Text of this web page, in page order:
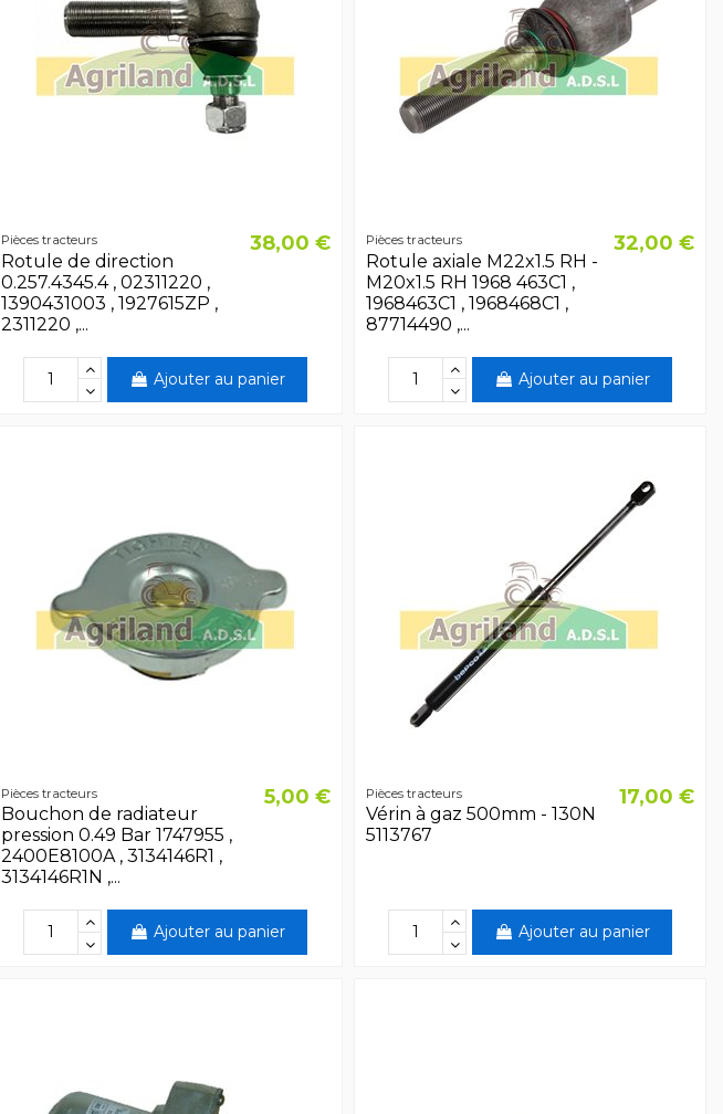
Pièces tracteurs
Rotule de direction
0.257.4345.4 , 02311220 ,
1390431003 , 1927615ZP ,
2311220 ,...
38,00 €
Ajouter au panier
Pièces tracteurs
Rotule axiale M22x1.5 RH -
M20x1.5 RH 1968 463C1 ,
1968463C1 , 1968468C1 ,
87714490 ,...
32,00 €
Ajouter au panier
Pièces tracteurs
Bouchon de radiateur
pression 0.49 Bar 1747955 ,
2400E8100A , 3134146R1 ,
3134146R1N ,...
5,00 €
Ajouter au panier
Pièces tracteurs
Vérin à gaz 500mm - 130N
5113767
17,00 €
Ajouter au panier